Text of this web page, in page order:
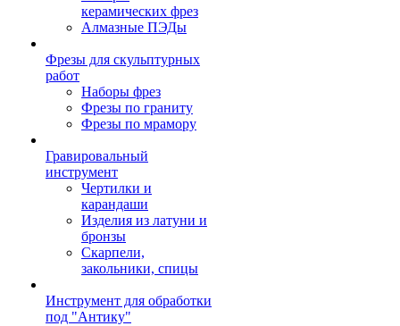
керамических фрез
Алмазные ПЭДы
Фрезы для скульптурных
работ
Наборы фрез
Фрезы по граниту
Фрезы по мрамору
Гравировальный
инструмент
Чертилки и
карандаши
Изделия из латуни и
бронзы
Скарпели,
закольники, спицы
Инструмент для обработки
под "Антику"